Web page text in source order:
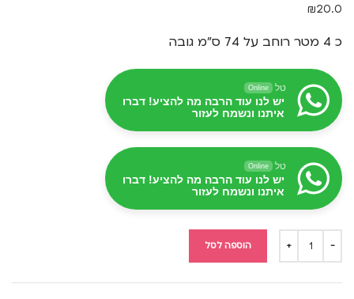
₪20.0
כ 4 מטר רוחב על 74 ס"מ גובה
טל Online
יש לנו עוד הרבה מה להציע! דברו
איתנו ונשמח לעזור
טל Online
יש לנו עוד הרבה מה להציע! דברו
איתנו ונשמח לעזור
הוספה לסל